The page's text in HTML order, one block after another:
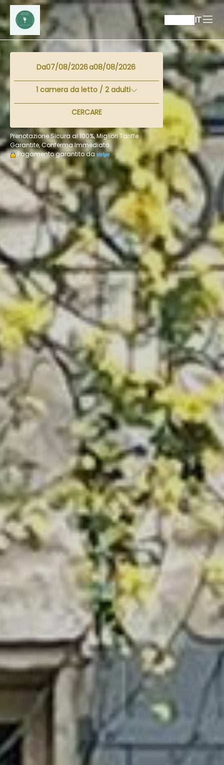
IT
Da a
1 camera da letto / 2adulti
CERCARE
Prenotazione Sicura al 100%, Migliori Tariffe
Garantite, Conferma Immediata
Pagamento garantito da